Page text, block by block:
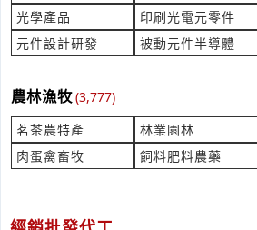
產業:安全消防監控製造代理
來自:余OO 詢價
時間:08/07 17:11
詢問panreac 70%濃硝酸價格
產業:測量檢測儀器製造代理
來自:若OO技OO有OO司 詢價
時間:08/07 16:50
彩盒及外箱報價要找誰
光學產品
印刷光電元零件
元件設計研發
被動元件半導體
農林漁牧(3,777)
茗茶農特產
林業園林
肉蛋禽畜牧
飼料肥料農藥